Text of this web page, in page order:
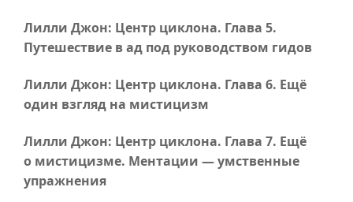
Лилли Джон: Центр циклона. Глава 5.
Путешествие в ад под руководством гидов
Лилли Джон: Центр циклона. Глава 6. Ещё
один взгляд на мистицизм
Лилли Джон: Центр циклона. Глава 7. Ещё
о мистицизме. Ментации — умственные
упражнения